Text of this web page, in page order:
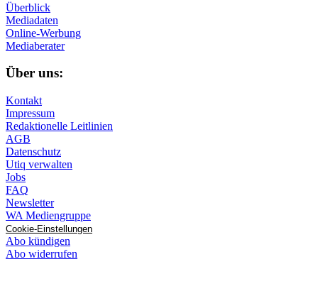
Überblick
Mediadaten
Online-Werbung
Mediaberater
Über uns:
Kontakt
Impressum
Redaktionelle Leitlinien
AGB
Datenschutz
Utiq verwalten
Jobs
FAQ
Newsletter
WA Mediengruppe
Cookie-Einstellungen
Abo kündigen
Abo widerrufen